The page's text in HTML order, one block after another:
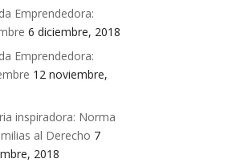
Emprendedora:
6 diciembre, 2018
Emprendedora:
12 noviembre,
inspiradora: Norma
al Derecho 7
2018